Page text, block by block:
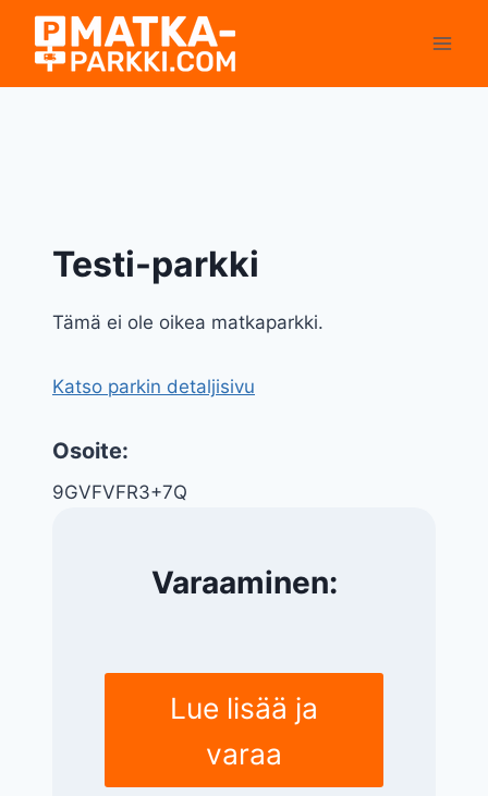
Siirry
sisältöön
Testi-parkki
Tämä ei ole oikea matkaparkki.
Katso parkin detaljisivu
Osoite:
9GVFVFR3+7Q
Varaaminen:
Lue lisää ja
varaa